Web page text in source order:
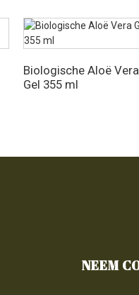
Biologische Aloë Vera
Gel 355 ml
NEEM